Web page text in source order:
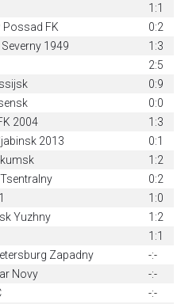
1:1
Possad FK
0:2
1949
1:3
2:5
0:9
0:0
2004
1:3
2013
0:1
1:2
0:2
1:0
Yuzhny
1:2
1:1
Zapadny
-:-
Novy
-:-
-:-